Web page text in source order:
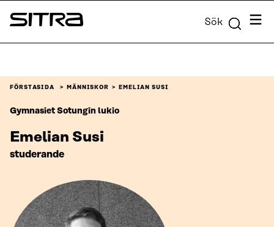
Skip to
content
Sitra Sök Meny
FÖRSTASIDA MÄNNISKOR EMELIAN SUSI
Gymnasiet Sotungin lukio
Emelian Susi
studerande